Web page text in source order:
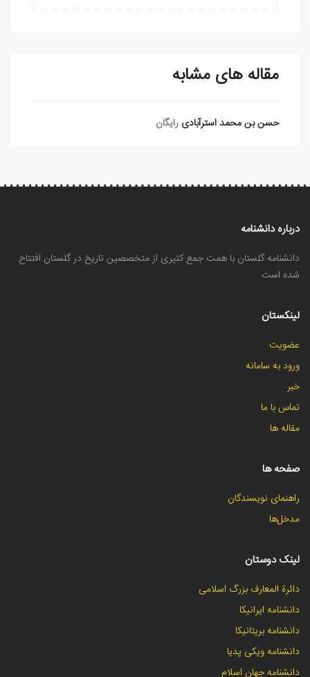
مقاله های مشابه
حسن بن محمد استرآبادی رایگان
درباره دانشنامه
دانشنامه گلستان با همت جمع کثیری از متخصصین تاریخ در گلستان افتتاح
شده است
لینکستان
عضویت
ورود به سامانه
خبر
تماس با ما
مقاله ها
صفحه ها
راهنمای نویسندگان
مدخل‌ها
لینک دوستان
دائرة المعارف بزرگ اسلامی
دانشنامه ایرانیکا
دانشنامه بریتانیکا
دانشنامه ویکی پدیا
دانشنامه جهان اسلام